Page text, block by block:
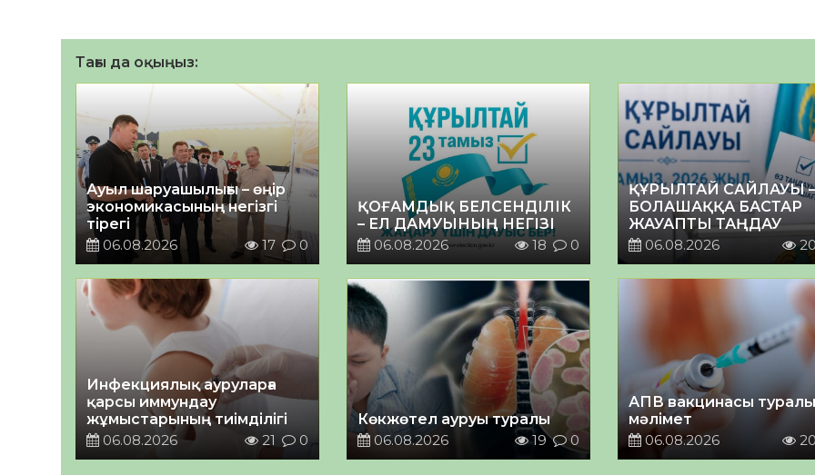
Тағы да оқыңыз:
Ауыл шаруашылығы – өңір
экономикасының негізгі
тірегі
06.08.2026
17 0
ҚОҒАМДЫҚ БЕЛСЕНДІЛІК
– ЕЛ ДАМУЫНЫҢ НЕГІЗІ
06.08.2026
18 0
ҚҰРЫЛТАЙ САЙЛАУЫ –
БОЛАШАҚҚА БАСТАР
ЖАУАПТЫ ТАҢДАУ
06.08.2026
20
Инфекциялық ауруларға
қарсы иммундау
жұмыстарының тиімділігі
06.08.2026
21 0
Көкжөтел ауруы туралы
06.08.2026
19 0
АПВ вакцинасы туралы
мәлімет
06.08.2026
20